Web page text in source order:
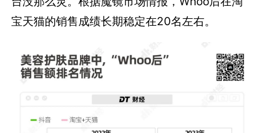
宝天猫的销售成绩长期稳定在20名左右。